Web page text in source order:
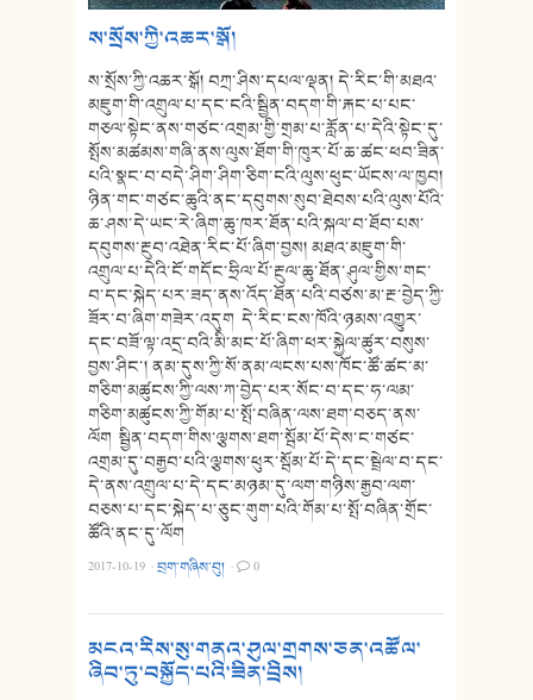
ས་སྲོས་ཀྱི་འཆར་སྒོ།
ས་སྲོས་ཀྱི་འཆར་སྒོ། བཀྲ་ཤིས་དཔལ་ལྡན། དེ་རིང་གི་མཐའ་
མཇུག་གི་འགྲུལ་པ་དང་ངའི་སྦྱིན་བདག་གི་རྐང་པ་པང་
གཅལ་སྟེང་ནས་གཙང་འགྲམ་གྱི་གྲམ་པ་རློན་པ་དེའི་སྟེང་དུ་
སྤོས་མཚམས་གཞི་ནས་ལུས་ཐོག་གི་ཁུར་པོ་ཆ་ཚང་ཕབ་ཟིན་
པའི་སྣང་བ་བདེ་ཤིག་ཤིག་ཅིག་ངའི་ལུས་ཕུང་ཡོངས་ལ་ཁྱབ།
ཉིན་གང་གཙང་ཆུའི་ནང་དབུགས་སུབ་ཐེབས་པའི་ལུས་པོའི་
ཆ་ཤས་དེ་ཡང་རེ་ཞིག་ཆུ་ཁར་ཐོན་པའི་སྐལ་བ་ཐོབ་པས་
དབུགས་རྔུབ་འཐེན་རིང་པོ་ཞིག་བྱས། མཐའ་མཇུག་གི་
འགྲུལ་པ་དེའི་ངོ་གདོང་ཧྲིལ་པོ་རྔུལ་ཆུ་ཐོན་ཤུལ་གྱིས་གང་
བ་དང་སྐེད་པར་ཟད་ནས་འོད་ཐོན་པའི་བཙས་མ་རྔ་བྱེད་ཀྱི་
ཟོར་བ་ཞིག་གཟེར་འདུག དེ་རིང་ངས་ཁོའི་ཉམས་འགྱུར་
དང་བཟོ་ལྟ་འདྲ་བའི་མི་མང་པོ་ཞིག་ཕར་སྐྱེལ་ཚུར་བསུས་
བྱས་ཤིང་། ནམ་དུས་ཀྱི་སོ་ནམ་ལངས་པས་ཁོང་ཚོ་ཚང་མ་
གཅིག་མཚུངས་ཀྱི་ལས་ཀ་བྱེད་པར་སོང་བ་དང་ཧ་ལམ་
གཅིག་མཚུངས་ཀྱི་གོམ་པ་སྤོ་བཞིན་ལས་ཐག་བཅད་ནས་
ལོག སྦྱིན་བདག་གིས་ལྕགས་ཐག་སྦོམ་པོ་དེས་ང་གཙང་
འགྲམ་དུ་བརྒྱབ་པའི་ལྕགས་ཕུར་སྦོམ་པོ་དེ་དང་སྦྲེལ་བ་དང་
དེ་ནས་འགྲུལ་པ་དེ་དང་མཉམ་དུ་ལག་གཉིས་རྒྱབ་ལག་
བཅས་པ་དང་སྐེད་པ་ཅུང་གུག་པའི་གོམ་པ་སྤོ་བཞིན་གྲོང་
ཚོའི་ནང་དུ་ལོག
2017-10-19 ·བྲག་གཞིས་བུ། · 0
མངའ་རིས་སུ་གནའ་ཤུལ་གྲགས་ཅན་འཚོལ་
ཞིབ་ཏུ་བསྐྱོད་པའི་ཟིན་བྲིས།